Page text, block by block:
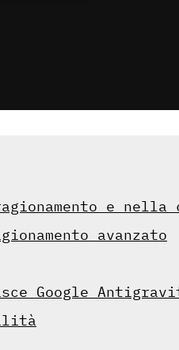
e nella
avanzato
Google